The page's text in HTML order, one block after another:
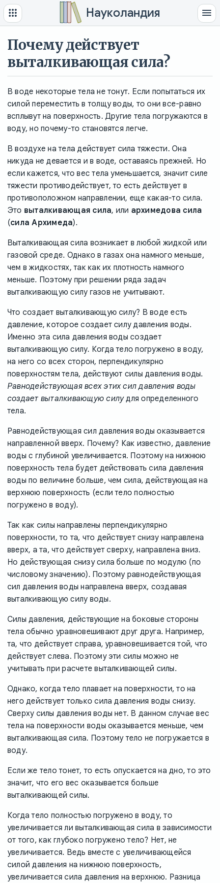
Науколандия
Почему действует
выталкивающая сила?
В воде некоторые тела не тонут. Если попытаться их
силой переместить в толщу воды, то они все-равно
всплывут на поверхность. Другие тела погружаются в
воду, но почему-то становятся легче.
В воздухе на тела действует сила тяжести. Она
никуда не девается и в воде, оставаясь прежней. Но
если кажется, что вес тела уменьшается, значит силе
тяжести противодействует, то есть действует в
противоположном направлении, еще какая-то сила.
Это выталкивающая сила, или архимедова сила
(сила Архимеда).
Выталкивающая сила возникает в любой жидкой или
газовой среде. Однако в газах она намного меньше,
чем в жидкостях, так как их плотность намного
меньше. Поэтому при решении ряда задач
выталкивающую силу газов не учитывают.
Что создает выталкивающую силу? В воде есть
давление, которое создает силу давления воды.
Именно эта сила давления воды создает
выталкивающую силу. Когда тело погружено в воду,
на него со всех сторон, перпендикулярно
поверхностям тела, действуют силы давления воды.
Равнодействующая всех этих сил давления воды
создает выталкивающую силудля определенного
тела.
Равнодействующая сил давления воды оказывается
направленной вверх. Почему? Как известно, давление
воды с глубиной увеличивается. Поэтому на нижнюю
поверхность тела будет действовать сила давления
воды по величине больше, чем сила, действующая на
верхнюю поверхность (если тело полностью
погружено в воду).
Так как силы направлены перпендикулярно
поверхности, то та, что действует снизу направлена
вверх, а та, что действует сверху, направлена вниз.
Но действующая снизу сила больше по модулю (по
числовому значению). Поэтому равнодействующая
сил давления воды направлена вверх, создавая
выталкивающую силу воды.
Силы давления, действующие на боковые стороны
тела обычно уравновешивают друг друга. Например,
та, что действует справа, уравновешивается той, что
действует слева. Поэтому эти силы можно не
учитывать при расчете выталкивающей силы.
Однако, когда тело плавает на поверхности, то на
него действует только сила давления воды снизу.
Сверху силы давления воды нет. В данном случае вес
тела на поверхности воды оказывается меньше, чем
выталкивающая сила. Поэтому тело не погружается в
воду.
Если же тело тонет, то есть опускается на дно, то это
значит, что его вес оказывается больше
выталкивающей силы.
Когда тело полностью погружено в воду, то
увеличивается ли выталкивающая сила в зависимости
от того, как глубоко погружено тело? Нет, не
увеличивается. Ведь вместе с увеличивающейся
силой давления на нижнюю поверхность,
увеличивается сила давления на верхнюю. Разница